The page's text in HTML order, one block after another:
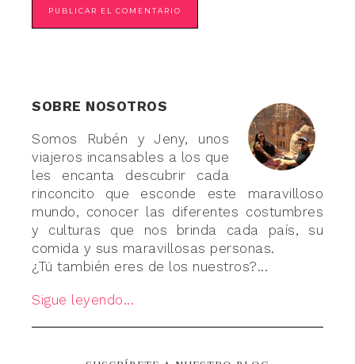
SOBRE NOSOTROS
Somos Rubén y Jeny, unos
viajeros incansables a los que
les encanta descubrir cada
rinconcito que esconde este maravilloso
mundo, conocer las diferentes costumbres
y culturas que nos brinda cada país, su
comida y sus maravillosas personas.
¿Tú también eres de los nuestros?...
Sigue leyendo...